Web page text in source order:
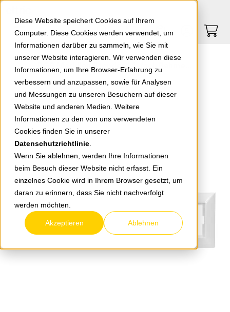
Diese Website speichert Cookies auf Ihrem
Computer. Diese Cookies werden verwendet, um
Informationen darüber zu sammeln, wie Sie mit
unserer Website interagieren. Wir verwenden diese
Informationen, um Ihre Browser-Erfahrung zu
verbessern und anzupassen, sowie für Analysen
und Messungen zu unseren Besuchern auf dieser
Website und anderen Medien. Weitere
Informationen zu den von uns verwendeten
Cookies finden Sie in unserer
Datenschutzrichtlinie
Wenn Sie ablehnen, werden Ihre Informationen
beim Besuch dieser Website nicht erfasst. Ein
einzelnes Cookie wird in Ihrem Browser gesetzt, um
daran zu erinnern, dass Sie nicht nachverfolgt
werden möchten.
Akzeptieren Ablehnen
Springe zu Hauptinhalt Springe zum Footer
0
zurück zur Übersicht